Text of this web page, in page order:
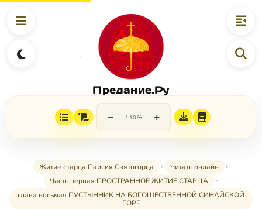
Предание.Ру
− 110% +
Житие старца Паисия Святогорца
Читать онлайн
Часть первая ПРОСТРАННОЕ ЖИТИЕ СТАРЦА
глава восьмая ПУСТЫННИК НА БОГОШЕСТВЕННОЙ СИНАЙСКОЙ
ГОРЕ